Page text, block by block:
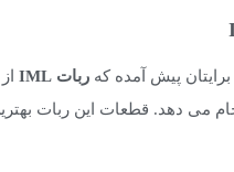
پیش آمده که ربات IML
می دهد. قطعات این ربات